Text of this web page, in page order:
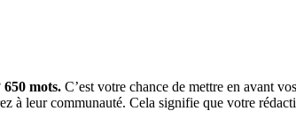
650 mots. C’est votre chance de mettre en avant vos
à leur communauté. Cela signifie que votre